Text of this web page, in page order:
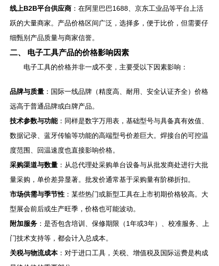
线上B2B平台供应商 ：在阿里巴巴1688、京东工业品等平台上活
跃的大量商家。产品价格区间广泛，选择多，便于比价，但需要仔
细甄别产品质量与商家信誉。
二、 电子工具产品的价格影响因素
电子工具的价格并非一成不变，主要受以下因素影响：
品牌与质量 ：国际一线品牌（精度高、耐用、安全认证齐全）价格
远高于普通品牌或白牌产品。
技术参数与功能：同样是数字万用表，基础型号与具备真有效值、
数据记录、蓝牙传输等功能的高端型号价差巨大。焊接台的可控温
度范围、回温速度也直接影响价格。
采购渠道与数量 ：从总代理处采购单台设备与从批发商处进行大批
量采购，单价差异显著。批发价通常基于采购量有阶梯折扣。
市场供需与季节性 ：某些热门或新型工具在上市初期价格较高。大
型展会前后或生产旺季，价格也可能波动。
附加服务 ：是否包含培训、保修期限（1年或3年）、校准服务、上
门技术支持等，都会计入总成本。
关税与物流成本：对于进口工具，关税、增值税及国际运费是构成